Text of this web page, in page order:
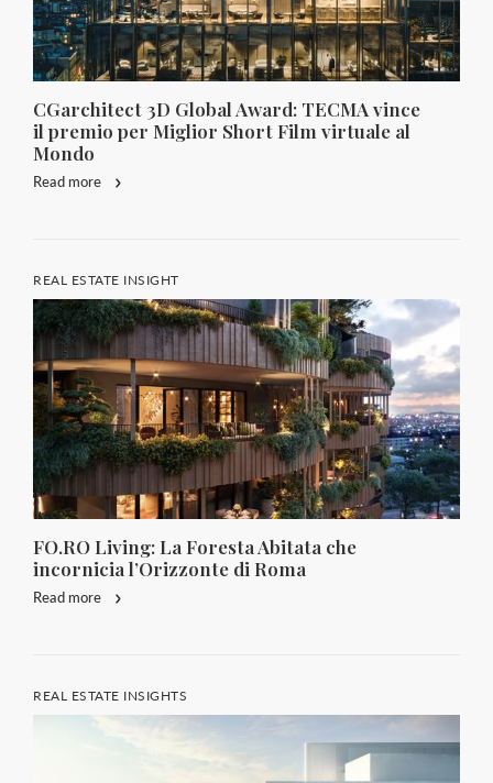
CGarchitect 3D Global Award: TECMA vince
il premio per Miglior Short Film virtuale al
Mondo
Read more
REAL ESTATE INSIGHT
FO.RO Living: La Foresta Abitata che
incornicia l’Orizzonte di Roma
Read more
REAL ESTATE INSIGHTS